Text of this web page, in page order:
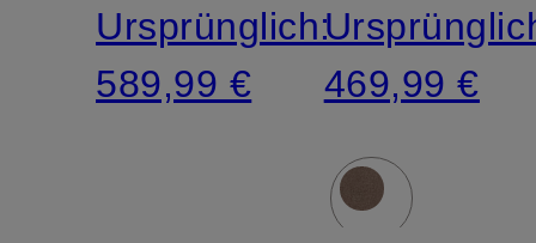
Ursprünglich:
589,99 €
469,99 €